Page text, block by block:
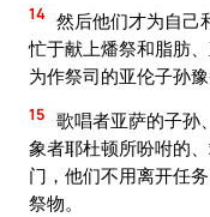
14 然后他们才为自己
忙于献上燔祭和脂肪
为作祭司的亚伦子孙豫
15 歌唱者亚萨的子孙
象者耶杜顿所吩咐的
门，他们不用离开任
祭物。